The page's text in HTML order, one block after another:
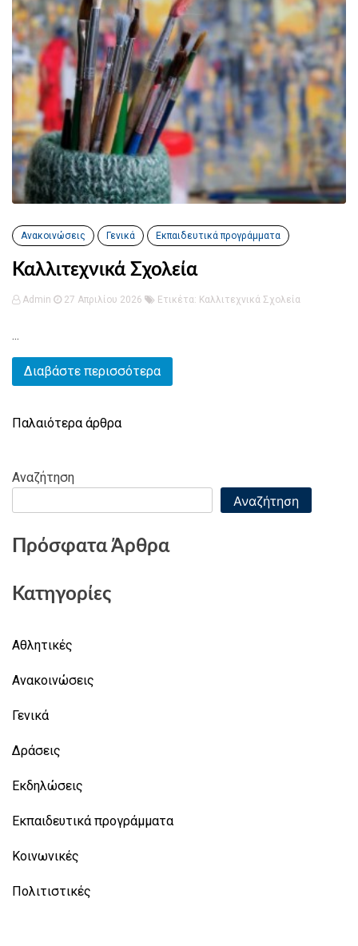
Ανακοινώσεις Γενικά Εκπαιδευτικά προγράμματα
Καλλιτεχνικά Σχολεία
Admin 27 Απριλίου 2026 Ετικέτα: Καλλιτεχνικά Σχολεία
...
Διαβάστε περισσότερα
Πλοήγηση
άρθρων
Παλαιότερα άρθρα
Αναζήτηση
Αναζήτηση
Πρόσφατα Άρθρα
Κατηγορίες
Αθλητικές
Ανακοινώσεις
Γενικά
Δράσεις
Εκδηλώσεις
Εκπαιδευτικά προγράμματα
Κοινωνικές
Πολιτιστικές